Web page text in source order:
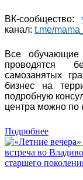
ВК-сообщество:
канал: t.me/
Все
проводятся
самозанятых
бизнес на
подробную
центра можно по
Подробнее